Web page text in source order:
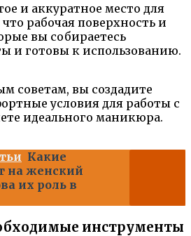
и аккуратное место для
рабочая поверхность и
вы собираетесь
и готовы к использованию.
советам, вы создадите
условия для работы с
идеального маникюра.
Какие
на женский
их роль в
инструменты